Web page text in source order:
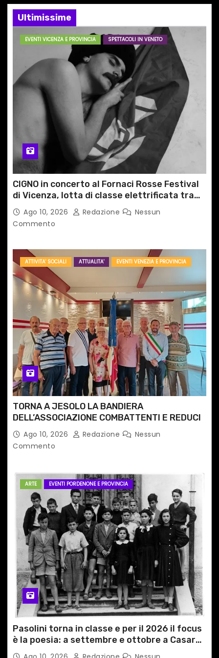
i
o
e
a
i
c
o
l
Ultimissime
EVENTI VICENZA E PROVINCIA SPETTACOLI IN VENETO
CIGNO in concerto al Fornaci Rosse Festival
di Vicenza, lotta di classe elettrificata tra
sacro e profano
Ago 10, 2026 Redazione
Nessun
Commento
ATTIVITA' SOCIALI ATTUALITA' EVENTI VENEZIA E PROVINCIA
TORNA A JESOLO LA BANDIERA
DELL’ASSOCIAZIONE COMBATTENTI E REDUCI
Ago 10, 2026 Redazione
Nessun
Commento
ARTE EVENTI PORDENONE E PROVINCIA
Pasolini torna in classe e per il 2026 il focus
è la poesia: a settembre e ottobre a Casarsa
(Pn) l’originale percorso per docenti delle